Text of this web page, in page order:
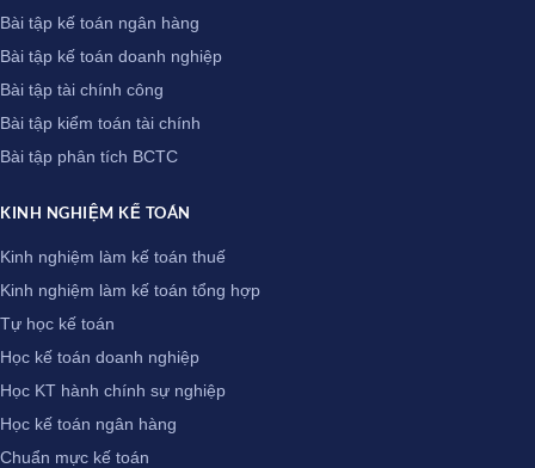
Bài tập kế toán ngân hàng
Bài tập kế toán doanh nghiệp
Bài tập tài chính công
Bài tập kiểm toán tài chính
Bài tập phân tích BCTC
KINH NGHIỆM KẾ TOÁN
Kinh nghiệm làm kế toán thuế
Kinh nghiệm làm kế toán tổng hợp
Tự học kế toán
Học kế toán doanh nghiệp
Học KT hành chính sự nghiệp
Học kế toán ngân hàng
Chuẩn mực kế toán